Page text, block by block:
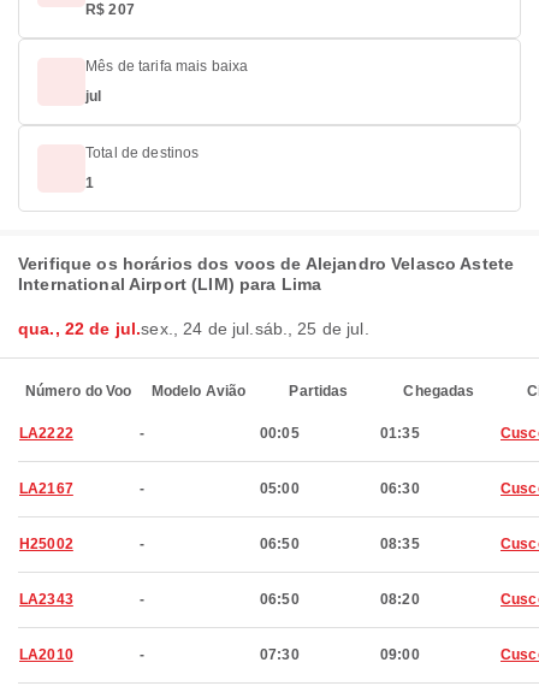
R$ 207
Mês de tarifa mais baixa
jul
Total de destinos
1
Verifique os horários dos voos de Alejandro Velasco Astete
International Airport (LIM) para Lima
qua., 22 de jul.sex., 24 de jul. sáb., 25 de jul.
Número do Voo Modelo Avião Partidas Chegadas
LA2222 - 00:05 01:35
LA2167 - 05:00 06:30
H25002 - 06:50 08:35
LA2343 - 06:50 08:20
LA2010 - 07:30 09:00